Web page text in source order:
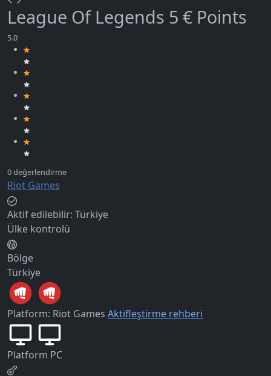
League Of Legends 5 € Points
Riot Games
Aktif edilebilir: Türkiye
Ülke kontrolü
Bölge
Türkiye
Platform: Riot Games Aktifleştirme rehberi
Platform PC